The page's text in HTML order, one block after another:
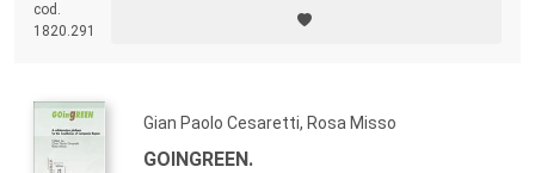
nella catena del valore della cultura e della comunicazione) importanti
in vista del grande incontro di Milano 2015, nel contesto dell’EXPO
cod.
1820.291
Gian Paolo Cesaretti, Rosa Misso
GOINGREEN.